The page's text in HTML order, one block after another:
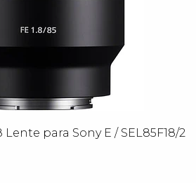
Lente para Sony E / SEL85F18/2